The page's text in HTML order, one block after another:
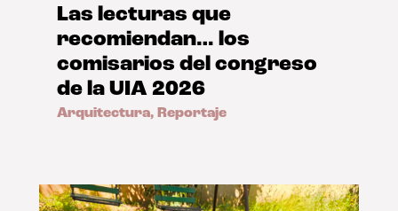
Las lecturas que
recomiendan… los
comisarios del congreso
de la UIA 2026
Arquitectura, Reportaje